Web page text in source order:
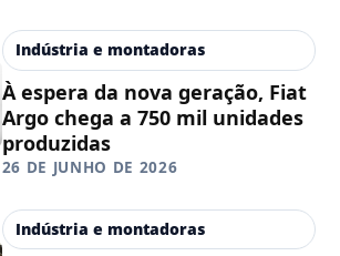
Indústria e montadoras
À espera da nova geração, Fiat
Argo chega a 750 mil unidades
produzidas
26 DE JUNHO DE 2026
Indústria e montadoras